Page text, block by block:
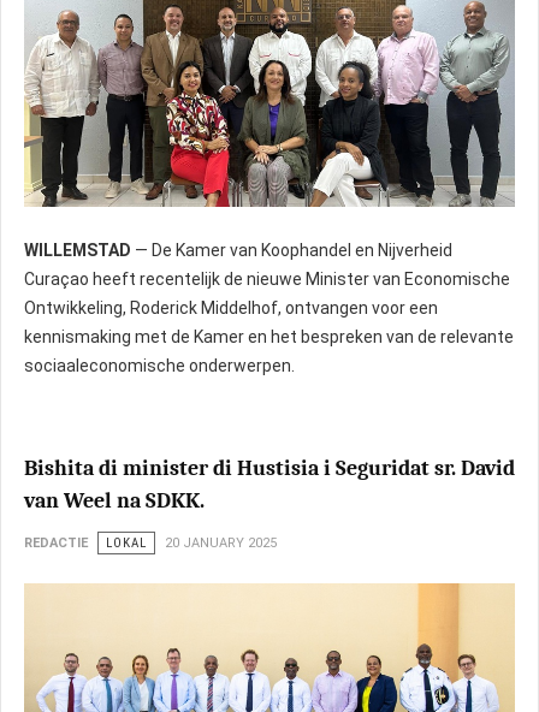
WILLEMSTAD — De Kamer van Koophandel en Nijverheid
Curaçao heeft recentelijk de nieuwe Minister van Economische
Ontwikkeling, Roderick Middelhof, ontvangen voor een
kennismaking met de Kamer en het bespreken van de relevante
sociaaleconomische onderwerpen.
Bishita di minister di Hustisia i Seguridat sr. David
van Weel na SDKK.
REDACTIE LOKAL 20 JANUARY 2025